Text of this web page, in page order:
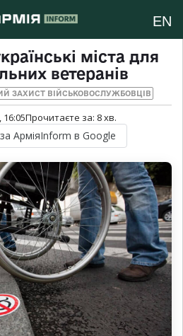
EN
міста для
ветеранів
ЗАХИСТ ВІЙСЬКОВОСЛУЖБОВЦІВ
Прочитаєте за: 8хв.
АрміяInform в Google